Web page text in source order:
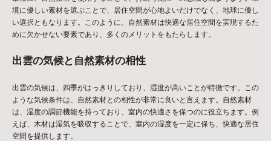
境に優しい素材を選ぶことで、居住空間が心地よいだけでなく、地球に優し
い選択ともなります。このように、自然素材は快適な居住空間を実現するた
めに欠かせない要素であり、多くのメリットをもたらします。
出雲の気候と自然素材の相性
出雲の気候は、四季がはっきりしており、湿度が高いことが特徴です。この
ような気候条件は、自然素材との相性が非常に良いと言えます。自然素材
は、湿度の調節機能を持っており、室内の快適さを保つのに役立ちます。例
えば、木材は湿気を吸収することで、室内の湿度を一定に保ち、快適な居住
空間を提供します。